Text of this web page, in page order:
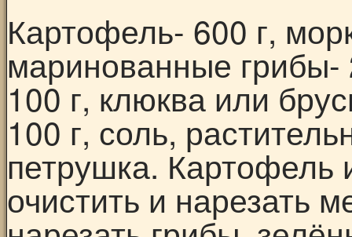
Картофель- 600 г,
маринованные грибы-
100 г, клюква или
100 г, соль,
петрушка. Картофель
очистить и нарезать